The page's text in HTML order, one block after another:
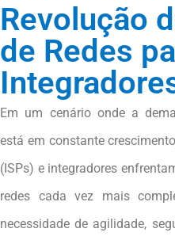
Revolução
de Redes
Em um cenário onde a
está em constante
(ISPs) e integradores
redes cada vez mais
necessidade de agilidade,